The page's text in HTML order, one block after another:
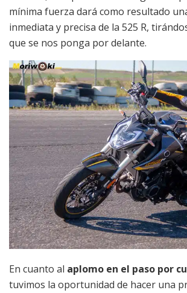
mínima fuerza dará como resultado
inmediata y precisa de la 525 R,
que se nos ponga por delante.
En cuanto al aplomo en el paso por
tuvimos la oportunidad de hacer una